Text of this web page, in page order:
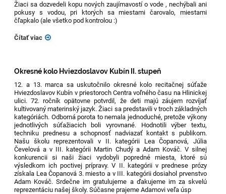
Žiaci sa dozvedeli kopu nových zaujímavostí o vode , nechýbali ani
pokusy s vodou, pri ktorých sa miestami čarovalo, miestami
čľapkalo (ale všetko pod kontrolou :)
Čítať viac
Okresné kolo Hviezdoslavov Kubín II. stupeň
12. a 13. marca sa uskutočnilo okresné kolo recitačnej súťaže
Hviezdoslavov Kubín v priestoroch Centra voľného času na Hlinickej
ulici. 72. ročník opätovne potvrdil, že deti majú záujem rozvíjať
kultivovaný materinský jazyk. Žiaci sa predstavili v troch základných
kategóriách. Odborná porota to nemala jednoduché, pretože výkony
jednotlivých súťažiacich boli vyrovnané. Hodnotili výber textu,
techniku prednesu a schopnosť nadviazať kontakt s publikom.
Našu školu reprezentovali v II. kategórii Lea Čopanová, Júlia
Čevelová a v III. kategórii Martin Chudý a Adam Kováč. V silnej
konkurencii si naši žiaci vydobyli popredné miesta, ktoré sú
výsledkom ich poctivej prípravy. V II. kategórii v prednese prózy
získala Lea Čopanová 3. miesto a v III. kategórii dosiahol prvenstvo
Adam Kováč. Srdečne im gratulujeme a ďakujeme im za skvelú
reprezentáciu našej školy. Súčasne prajeme Adamovi veľa úsp